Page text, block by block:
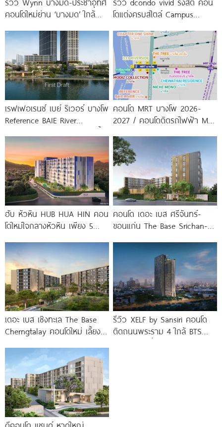
คอนโดใหม่ย่าน ‘บางมด’ ใกล้
สายสีม่วง
โดแต่งครบสไตล์ Campus
พร้อมรับ-ส่ง
เรฟเฟอเรนซ์ เบย์ ริเวอร์ บางโพ
Reference BAIE River
จาก
คอนโด MRT บางโพ 2026-
2027 / คอนโดติดรถไฟฟ้า MRT
ฮับ หัวหิน HUB HUA HIN คอน
โดใหม่ใจกลางหัวหิน เพียง 5
คอนโด เดอะ เบส ศรีจันทร์-
ขอนแก่น The Base Srichan-
ขอนแก่น
เดอะ เบส เชิงทะเล The Base
Cherngtalay คอนโดใหม่ เลี้ยง
รีวิว XELF by Sansiri คอนโด
ติดถนนพระราม 4 ใกล้ BTS